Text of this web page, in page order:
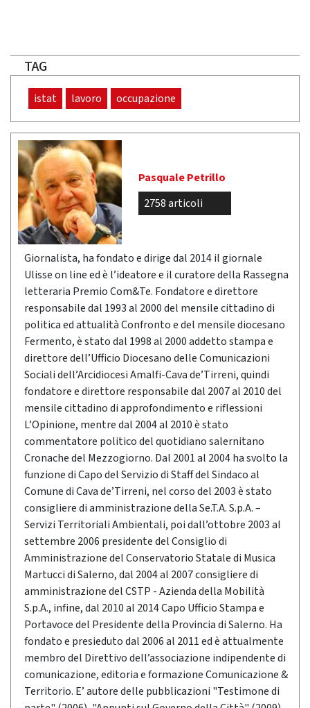
TAG
istat lavoro occupazione
Pasquale Petrillo
2758 articoli
Giornalista, ha fondato e dirige dal 2014 il giornale
Ulisse on line ed è l’ideatore e il curatore della Rassegna
letteraria Premio Com&Te. Fondatore e direttore
responsabile dal 1993 al 2000 del mensile cittadino di
politica ed attualità Confronto e del mensile diocesano
Fermento, è stato dal 1998 al 2000 addetto stampa e
direttore dell’Ufficio Diocesano delle Comunicazioni
Sociali dell’Arcidiocesi Amalfi-Cava de’Tirreni, quindi
fondatore e direttore responsabile dal 2007 al 2010 del
mensile cittadino di approfondimento e riflessioni
L’Opinione, mentre dal 2004 al 2010 è stato
commentatore politico del quotidiano salernitano
Cronache del Mezzogiorno. Dal 2001 al 2004 ha svolto la
funzione di Capo del Servizio di Staff del Sindaco al
Comune di Cava de’Tirreni, nel corso del 2003 è stato
consigliere di amministrazione della Se.T.A. S.p.A. –
Servizi Territoriali Ambientali, poi dall’ottobre 2003 al
settembre 2006 presidente del Consiglio di
Amministrazione del Conservatorio Statale di Musica
Martucci di Salerno, dal 2004 al 2007 consigliere di
amministrazione del CSTP - Azienda della Mobilità
S.p.A., infine, dal 2010 al 2014 Capo Ufficio Stampa e
Portavoce del Presidente della Provincia di Salerno. Ha
fondato e presieduto dal 2006 al 2011 ed è attualmente
membro del Direttivo dell’associazione indipendente di
comunicazione, editoria e formazione Comunicazione &
Territorio. E’ autore delle pubblicazioni "Testimone di